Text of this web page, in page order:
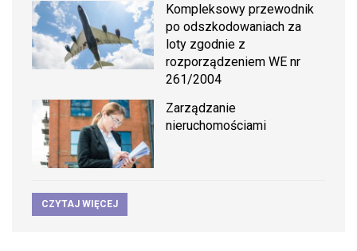
Kompleksowy przewodnik
po odszkodowaniach za
loty zgodnie z
rozporządzeniem WE nr
261/2004
Zarządzanie
nieruchomościami
CZYTAJ WIĘCEJ